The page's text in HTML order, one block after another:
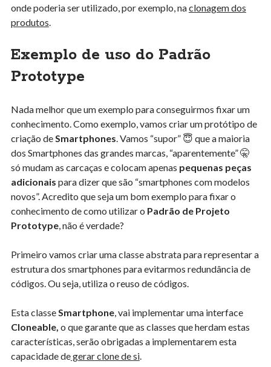
onde poderia ser utilizado, por exemplo, naclonagem dos
produtos.
Exemplo de uso do Padrão
Prototype
Nada melhor que um exemplo para conseguirmos fixar um
conhecimento. Como exemplo, vamos criar um protótipo de
criação deSmartphones. Vamos “supor” 😇 que a maioria
dos Smartphones das grandes marcas, “aparentemente” 🤫
só mudam as carcaças e colocam apenas pequenas peças
adicionais para dizer que são “smartphones com modelos
novos”. Acredito que seja um bom exemplo para fixar o
conhecimento de como utilizar o Padrão de Projeto
Prototype, não é verdade?
Primeiro vamos criar uma classe abstrata para representar a
estrutura dos smartphones para evitarmos redundância de
códigos. Ou seja, utiliza o reuso de códigos.
Esta classeSmartphone, vai implementar uma interface
Cloneable, o que garante que as classes que herdam estas
características, serão obrigadas a implementarem esta
capacidade degerar clone de si.